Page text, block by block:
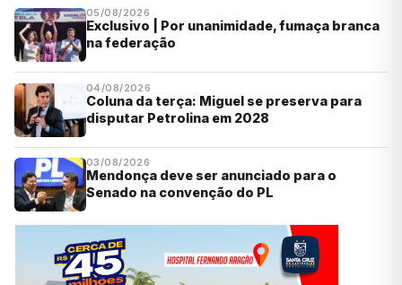
05/08/2026
Exclusivo | Por unanimidade, fumaça branca
na federação
04/08/2026
Coluna da terça: Miguel se preserva para
disputar Petrolina em 2028
03/08/2026
Mendonça deve ser anunciado para o
Senado na convenção do PL